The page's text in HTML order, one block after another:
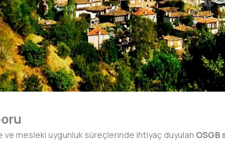
ve mesleki uygunluk süreçlerinde ihtiyaç duyulan OSGB